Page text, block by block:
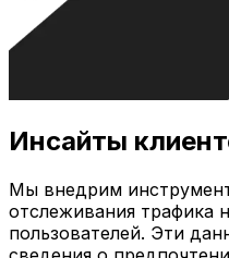
Инсайты
Мы внедрим
отслеживания трафика
пользователей. Эти